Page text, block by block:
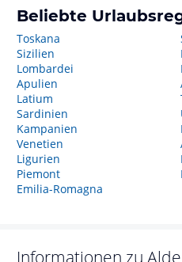
Beliebte
Toskana
Sizilien
Lombardei
Apulien
Latium
Sardinien
Kampanien
Venetien
Ligurien
Piemont
Emilia-Romagna
Informationen zu